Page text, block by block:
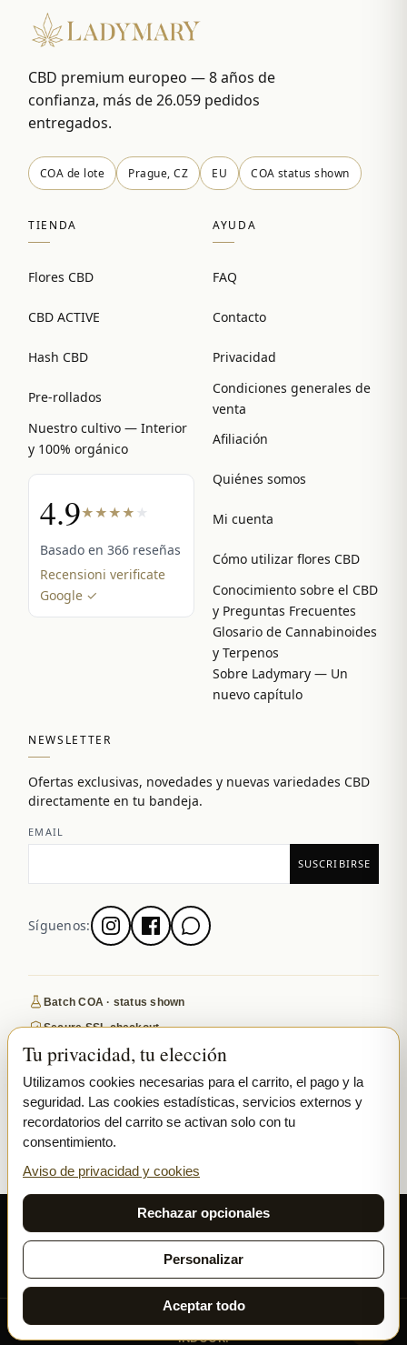
CBD premium europeo — 8 años de
confianza, más de 26.059 pedidos
entregados.
COA de lote Prague, CZ EU COA status shown
TIENDA
Flores CBD
CBD ACTIVE
Hash CBD
Pre-rollados
Nuestro cultivo — Interior
y 100% orgánico
4.9★★★★ ★
Basado en 366 reseñas
Recensioni verificate
Google ✓
AYUDA
FAQ
Contacto
Privacidad
Condiciones generales de
venta
Afiliación
Quiénes somos
Mi cuenta
Cómo utilizar flores CBD
Conocimiento sobre el CBD
y Preguntas Frecuentes
Glosario de Cannabinoides
y Terpenos
Sobre Ladymary — Un
nuevo capítulo
NEWSLETTER
Ofertas exclusivas, novedades y nuevas variedades CBD
directamente en tu bandeja.
EMAIL
Síguenos:
Batch COA · status shown
Secure SSL checkout
Discreet, tracked EU delivery
Premium indoor · COA where published
Google-reviewed
SECURE PAYMENTS
₿ BITCOIN
Solar Shine s.r.o.· Karlova 150/42, 110 00 Praha,
Czech Republic · IČO 04375092 · DIČ CZ04375092
Términos y CondicionesCookies
Todas nuestras flores y hachís se cultivan exclusivamente
INDOOR.
Tu privacidad, tu elección
Utilizamos cookies necesarias para el carrito, el pago y la
seguridad. Las cookies estadísticas, servicios externos y
recordatorios del carrito se activan solo con tu
consentimiento.
Aviso de privacidad y cookies
Rechazar opcionales
Personalizar
Aceptar todo